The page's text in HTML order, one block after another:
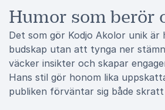
Humor som berör
Det som gör Kodjo Akolor unik
budskap utan att tynga ner
väcker insikter och skapar
Hans stil gör honom lika
publiken förväntar sig både